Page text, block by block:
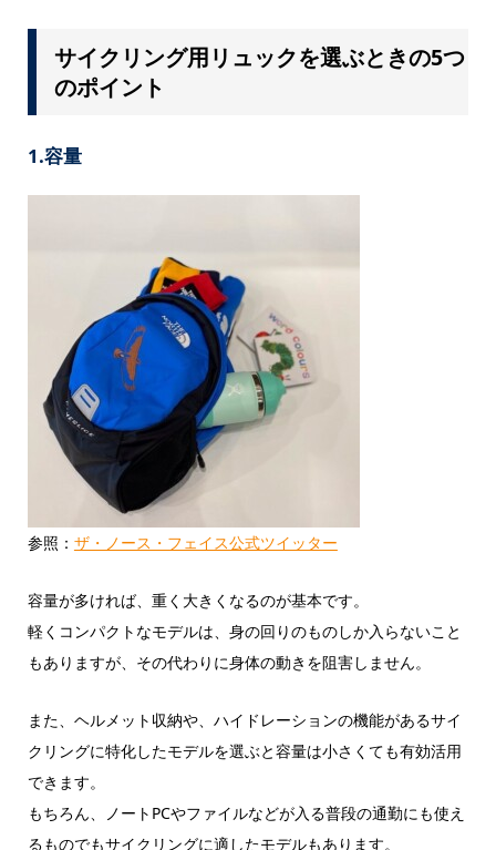
サイクリング用リュックを選ぶときの5つ
のポイント
1.容量
参照： ザ・ノース・フェイス公式ツイッター
容量が多ければ、重く大きくなるのが基本です。
軽くコンパクトなモデルは、身の回りのものしか入らないこと
もありますが、その代わりに身体の動きを阻害しません。
また、ヘルメット収納や、ハイドレーションの機能があるサイ
クリングに特化したモデルを選ぶと容量は小さくても有効活用
できます。
もちろん、ノートPCやファイルなどが入る普段の通勤にも使え
るものでもサイクリングに適したモデルもあります。